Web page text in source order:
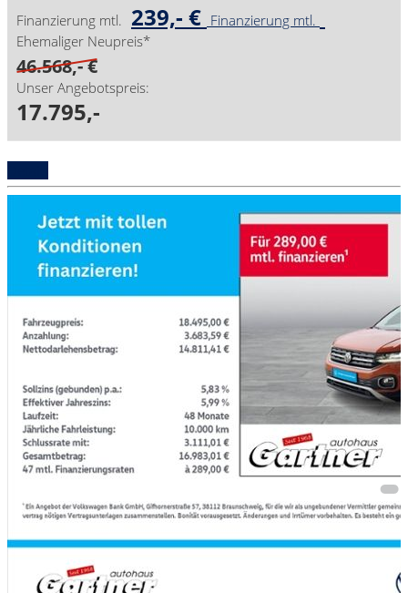
Finanzierung mtl. 239,- € Finanzierung mtl.
Ehemaliger Neupreis*
46.568,- €
Unser Angebotspreis:
17.795,-